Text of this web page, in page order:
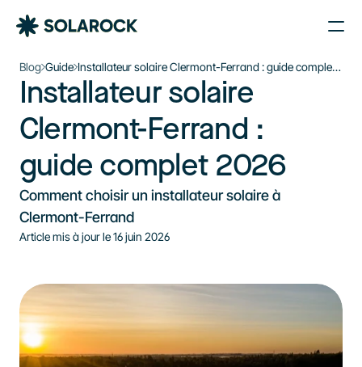
Nos Agences
Nos Installations
À propos
Parrainage
Blog
À propos de Solarock
Nos produits
‍01 89 71 71 48
J’estime mon projet
Blog Guide Installateur solaire Clermont-Ferrand : guide complet
2026
Installateur solaire
Clermont-Ferrand :
guide complet 2026
Comment choisir un installateur solaire à
Clermont-Ferrand
Article mis à jour le 16 juin 2026
Le plein d’énergie solaire
dans votre boîte mail
Je souhaite m’inscrire à la newsletter
S'inscrire à la newsletter